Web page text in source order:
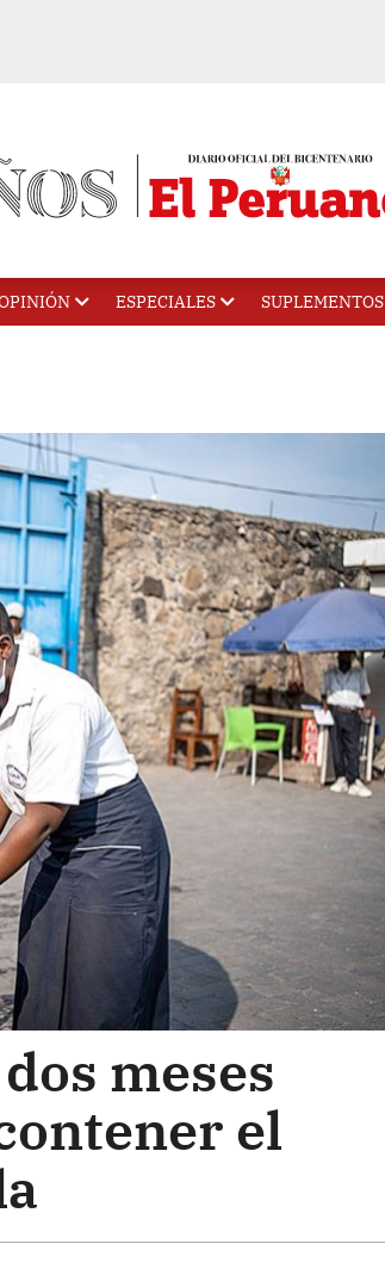
ESPECIALES SUPLEMENTOS
meses
el